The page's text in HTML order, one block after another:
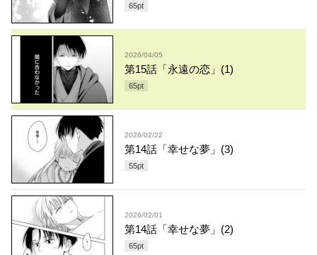
65pt
2026/04/05
第15話「永遠の恋」(1)
65pt
2026/02/22
第14話「幸せな夢」(3)
55pt
2026/02/01
第14話「幸せな夢」(2)
65pt